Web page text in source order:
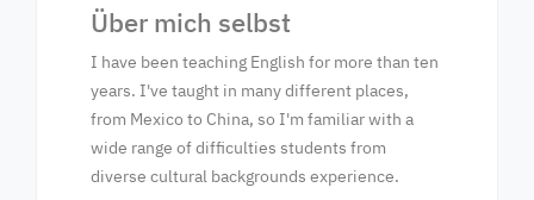
Über mich selbst
I have been teaching English for more than ten
years. I've taught in many different places,
from Mexico to China, so I'm familiar with a
wide range of difficulties students from
diverse cultural backgrounds experience.